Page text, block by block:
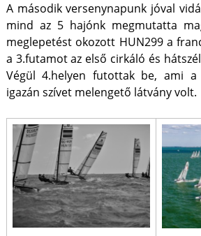
A második versenynapunk jóval
mind az 5 hajónk megmutatta
meglepetést okozott HUN299 a
a 3.futamot az első cirkáló és
Végül 4.helyen futottak be, ami a
igazán szívet melengető látvány volt.